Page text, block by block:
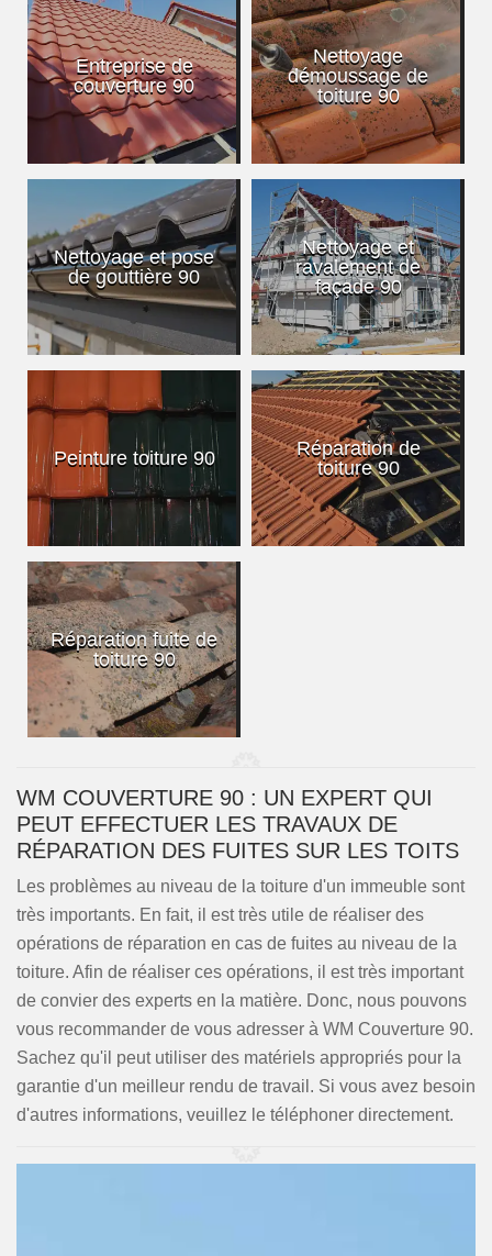
Entreprise de
couverture 90
Nettoyage
démoussage de
toiture 90
Nettoyage et pose
de gouttière 90
Nettoyage et
ravalement de
façade 90
Peinture toiture 90
Réparation de
toiture 90
Réparation fuite de
toiture 90
WM COUVERTURE 90 : UN EXPERT QUI
PEUT EFFECTUER LES TRAVAUX DE
RÉPARATION DES FUITES SUR LES TOITS
Les problèmes au niveau de la toiture d'un immeuble sont
très importants. En fait, il est très utile de réaliser des
opérations de réparation en cas de fuites au niveau de la
toiture. Afin de réaliser ces opérations, il est très important
de convier des experts en la matière. Donc, nous pouvons
vous recommander de vous adresser à WM Couverture 90.
Sachez qu'il peut utiliser des matériels appropriés pour la
garantie d'un meilleur rendu de travail. Si vous avez besoin
d'autres informations, veuillez le téléphoner directement.